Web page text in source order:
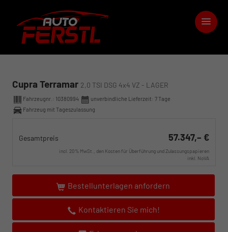
Cupra Terramar 2,0 TSI DSG 4x4 VZ - LAGER
Fahrzeugnr.: 10380994 unverbindliche Lieferzeit: 7 Tage
Fahrzeug mit Tageszulassung
Gesamtpreis 57.347,– €
incl. 20% MwSt., den Kosten für Überführung und Zulassungspapieren
inkl. NoVA
Bestellunterlagen anfordern
Kontaktieren Sie mich!